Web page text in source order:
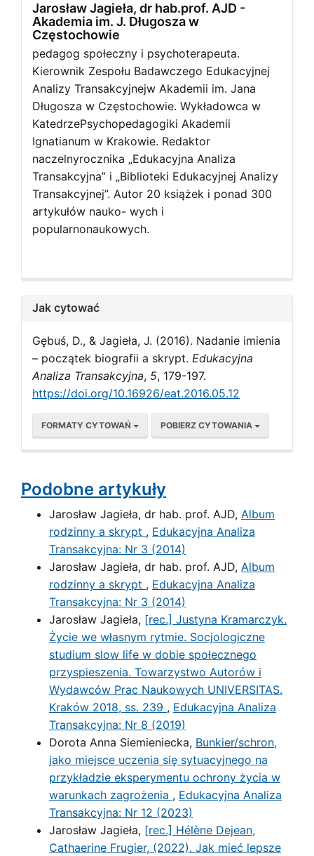
Jarosław Jagieła, dr hab.prof. AJD -
Akademia im. J. Długosza w
Częstochowie
pedagog społeczny i psychoterapeuta.
Kierownik Zespołu Badawczego Edukacyjnej
Analizy Transakcyjnejw Akademii im. Jana
Długosza w Częstochowie. Wykładowca w
KatedrzePsychopedagogiki Akademii
Ignatianum w Krakowie. Redaktor
naczelnyrocznika „Edukacyjna Analiza
Transakcyjna” i „Biblioteki Edukacyjnej Analizy
Transakcyjnej”. Autor 20 książek i ponad 300
artykułów nauko- wych i
popularnonaukowych.
Jak cytować
Gębuś, D., & Jagieła, J. (2016). Nadanie imienia
– początek biografii a skrypt. Edukacyjna
Analiza Transakcyjna, 5, 179-197.
https://doi.org/10.16926/eat.2016.05.12
FORMATY CYTOWAŃ POBIERZ CYTOWANIA
Podobne artykuły
Jarosław Jagieła, dr hab. prof. AJD, Album
rodzinny a skrypt , Edukacyjna Analiza
Transakcyjna: Nr 3 (2014)
Jarosław Jagieła, dr hab. prof. AJD, Album
rodzinny a skrypt , Edukacyjna Analiza
Transakcyjna: Nr 3 (2014)
Jarosław Jagieła, [rec.] Justyna Kramarczyk.
Życie we własnym rytmie. Socjologiczne
studium slow life w dobie społecznego
przyspieszenia. Towarzystwo Autorów i
Wydawców Prac Naukowych UNIVERSITAS.
Kraków 2018, ss. 239 , Edukacyjna Analiza
Transakcyjna: Nr 8 (2019)
Dorota Anna Siemieniecka, Bunkier/schron,
jako miejsce uczenia się sytuacyjnego na
przykładzie eksperymentu ochrony życia w
warunkach zagrożenia , Edukacyjna Analiza
Transakcyjna: Nr 12 (2023)
Jarosław Jagieła, [rec.] Hélène Dejean,
Cathaerine Frugier, (2022). Jak mieć lepsze